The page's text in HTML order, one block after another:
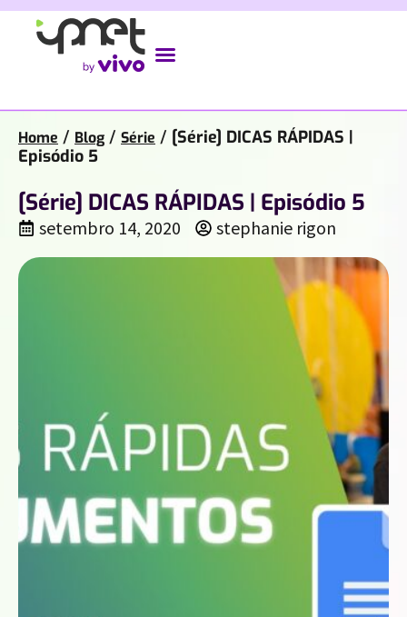
Home / Blog / Série / [Série] DICAS RÁPIDAS |
Episódio 5
[Série] DICAS RÁPIDAS | Episódio 5
setembro 14, 2020 stephanie rigon